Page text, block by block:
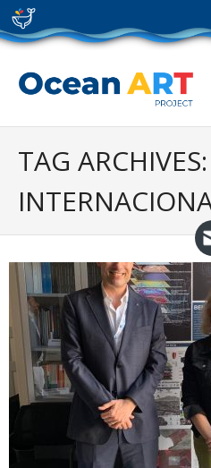
Skip
to
content
TAG ARCHIVES: